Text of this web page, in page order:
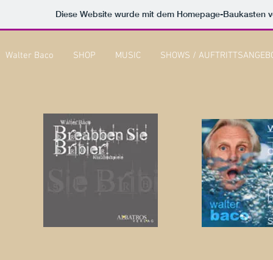
Diese Website wurde mit dem Homepage-Baukasten
Walter Baco SHOP MUSIC SHOWS /